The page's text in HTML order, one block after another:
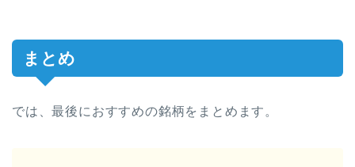
まとめ
では、最後におすすめの銘柄をまとめます。